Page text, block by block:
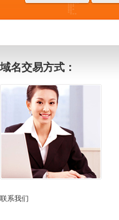
域名交易方式：
联系我们